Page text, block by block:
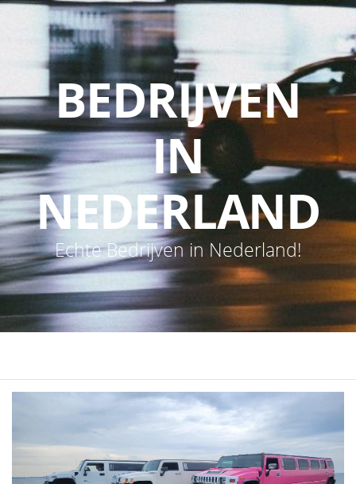
BEDRIJVEN
IN
NEDERLAND
Echte Bedrijven in Nederland!